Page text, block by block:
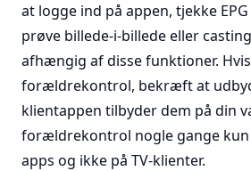
at logge ind på appen, tjekke
prøve billede-i-billede eller
afhængig af disse funktioner.
forældrekontrol, bekræft at
klientappen tilbyder dem på din
forældrekontrol nogle gange
apps og ikke på TV-klienter.